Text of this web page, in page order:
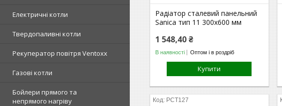
Електричні котли
Твердопаливні котли
Рекуператор повітря Ventoxx
Газові котли
Бойлери прямого та
непрямого нагріву
Радіатор сталевий панельний
Sanica тип 11 300х600 мм
1 548,40 ₴
В наявності Оптом і в роздріб
Купити
РСТ127